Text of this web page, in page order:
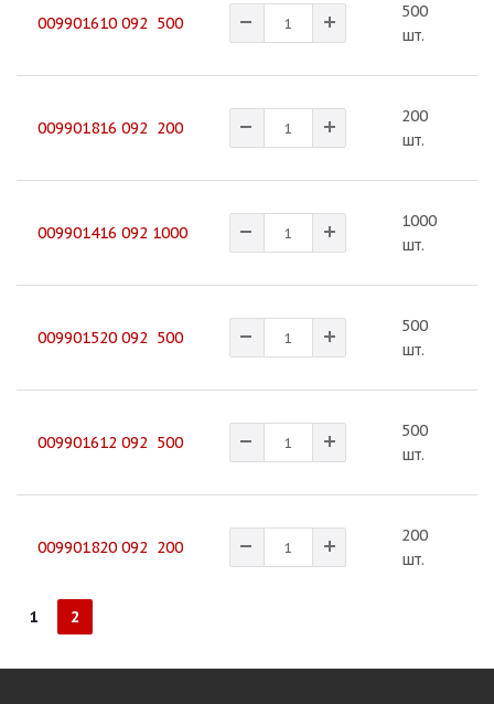
009901610 092 500
500
шт.
009901816 092 200
200
шт.
009901416 092 1000
1000
шт.
009901520 092 500
500
шт.
009901612 092 500
500
шт.
009901820 092 200
200
шт.
1 2